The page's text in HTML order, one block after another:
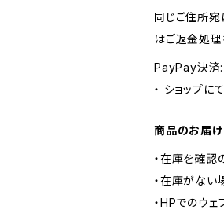
同じご住所宛
はご返金処理
PayPay決済:
・ ショップに
商品のお届
・在庫を確認
・在庫がない
・HPでのウ